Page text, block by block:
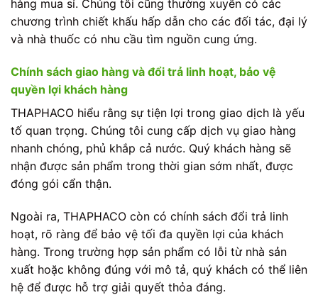
hàng mua sỉ. Chúng tôi cũng thường xuyên có các
chương trình chiết khấu hấp dẫn cho các đối tác, đại lý
và nhà thuốc có nhu cầu tìm nguồn cung ứng.
Chính sách giao hàng và đổi trả linh hoạt, bảo vệ
quyền lợi khách hàng
THAPHACO hiểu rằng sự tiện lợi trong giao dịch là yếu
tố quan trọng. Chúng tôi cung cấp dịch vụ giao hàng
nhanh chóng, phủ khắp cả nước. Quý khách hàng sẽ
nhận được sản phẩm trong thời gian sớm nhất, được
đóng gói cẩn thận.
Ngoài ra, THAPHACO còn có chính sách đổi trả linh
hoạt, rõ ràng để bảo vệ tối đa quyền lợi của khách
hàng. Trong trường hợp sản phẩm có lỗi từ nhà sản
xuất hoặc không đúng với mô tả, quý khách có thể liên
hệ để được hỗ trợ giải quyết thỏa đáng.